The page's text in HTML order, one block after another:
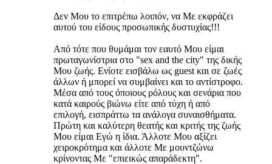
Δεν Μου το επιτρέπω λοιπόν, να Με εκφράζει
αυτού του είδους προσωπικής δυστυχίας!!!
Από τότε που θυμάμαι τον εαυτό Μου είμαι
πρωταγωνίστρια στο "sex and the city" της δικής
Μου ζωής. Ενίοτε εισβάλω ως guest και σε ζωές
άλλων ή μπορεί να συμβαίνει και το αντίστροφο.
Μέσα από τους όποιους ρόλους και σενάρια που
κατά καιρούς βιώνω είτε από τύχη ή από
επιλογή, εισπράττω τα ανάλογα συναισθήματα.
Πρώτη και καλύτερη θεατής και κριτής της ζωής
Μου είμαι Εγώ η ίδια. Άλλοτε Μου αξίζει
χειροκρότημα και άλλοτε Με μουντζώνω
κρίνοντας Με "επιεικώς απαράδεκτη".